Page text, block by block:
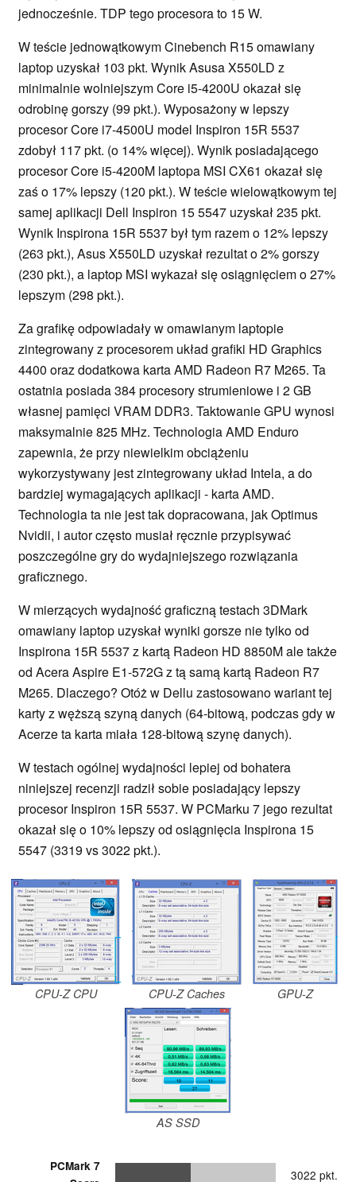
jednocześnie. TDP tego procesora to 15 W.
W teście jednowątkowym Cinebench R15 omawiany
laptop uzyskał 103 pkt. Wynik Asusa X550LD z
minimalnie wolniejszym Core i5-4200U okazał się
odrobinę gorszy (99 pkt.). Wyposażony w lepszy
procesor Core i7-4500U model Inspiron 15R 5537
zdobył 117 pkt. (o 14% więcej). Wynik posiadającego
procesor Core i5-4200M laptopa MSI CX61 okazał się
zaś o 17% lepszy (120 pkt.). W teście wielowątkowym tej
samej aplikacji Dell Inspiron 15 5547 uzyskał 235 pkt.
Wynik Inspirona 15R 5537 był tym razem o 12% lepszy
(263 pkt.), Asus X550LD uzyskał rezultat o 2% gorszy
(230 pkt.), a laptop MSI wykazał się osiągnięciem o 27%
lepszym (298 pkt.).
Za grafikę odpowiadały w omawianym laptopie
zintegrowany z procesorem układ grafiki HD Graphics
4400 oraz dodatkowa karta AMD Radeon R7 M265. Ta
ostatnia posiada 384 procesory strumieniowe i 2 GB
własnej pamięci VRAM DDR3. Taktowanie GPU wynosi
maksymalnie 825 MHz. Technologia AMD Enduro
zapewnia, że przy niewielkim obciążeniu
wykorzystywany jest zintegrowany układ Intela, a do
bardziej wymagających aplikacji - karta AMD.
Technologia ta nie jest tak dopracowana, jak Optimus
Nvidii, i autor często musiał ręcznie przypisywać
poszczególne gry do wydajniejszego rozwiązania
graficznego.
W mierzących wydajność graficzną testach 3DMark
omawiany laptop uzyskał wyniki gorsze nie tylko od
Inspirona 15R 5537 z kartą Radeon HD 8850M ale także
od Acera Aspire E1-572G z tą samą kartą Radeon R7
M265. Dlaczego? Otóż w Dellu zastosowano wariant tej
karty z węższą szyną danych (64-bitową, podczas gdy w
Acerze ta karta miała 128-bitową szynę danych).
W testach ogólnej wydajności lepiej od bohatera
niniejszej recenzji radził sobie posiadający lepszy
procesor Inspiron 15R 5537. W PCMarku 7 jego rezultat
okazał się o 10% lepszy od osiągnięcia Inspirona 15
5547 (3319 vs 3022 pkt.).
CPU-Z CPU CPU-Z Caches GPU-Z
AS SSD
PCMark 7
3022 pkt.